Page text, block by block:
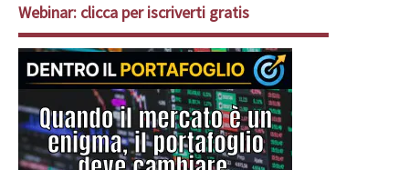
Webinar: clicca per iscriverti gratis